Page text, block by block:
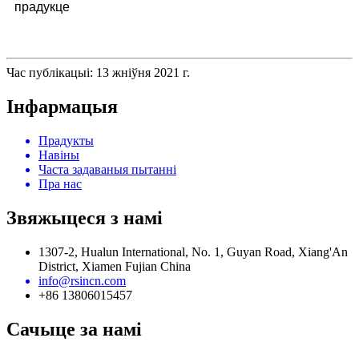
прадукце
Час публікацыі: 13 жніўня 2021 г.
Інфармацыя
Прадукты
Навіны
Часта задаваныя пытанні
Пра нас
Звяжыцеся з намі
1307-2, Hualun International, No. 1, Guyan Road, Xiang'An
District, Xiamen Fujian China
info@rsincn.com
+86 13806015457
Сачыце за намі